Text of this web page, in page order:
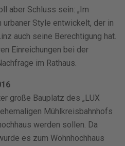
aber Schluss sein: „Im
Style entwickelt, der in
auch seine Berechtigung hat.
Einreichungen bei der
im Rathaus.
große Bauplatz des „LUX
Mühlkreisbahnhofs
werden sollen. Da
es zum Wohnhochhaus